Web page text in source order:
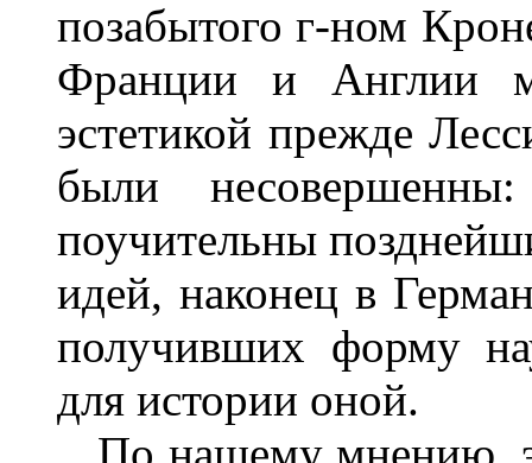
позабытого г-ном
Франции и Англии
эстетикой прежде
были
поучительны
идей, наконец в
получивших форму
для истории оной.
По нашему мнению,